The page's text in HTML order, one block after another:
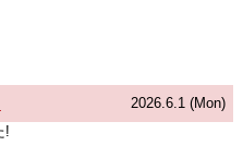
2026.6.1 (Mon)
!